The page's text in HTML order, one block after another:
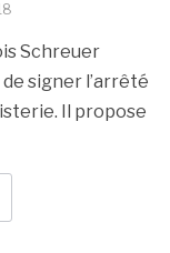
Schreuer
signer l’arrêté
Il propose